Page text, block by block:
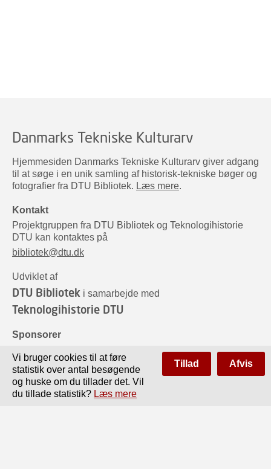
Danmarks Tekniske Kulturarv
Hjemmesiden Danmarks Tekniske Kulturarv giver adgang
til at søge i en unik samling af historisk-tekniske bøger og
fotografier fra DTU Bibliotek. Læs mere.
Kontakt
Projektgruppen fra DTU Bibliotek og Teknologihistorie
DTU kan kontaktes på
bibliotek@dtu.dk
Udviklet af
DTU Bibliotek i samarbejde med
Teknologihistorie DTU
Sponsorer
Vi bruger cookies til at føre
statistik over antal besøgende
og huske om du tillader det. Vil
du tillade statistik? Læs mere
Tillad Afvis